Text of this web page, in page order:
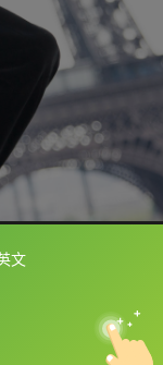
文
典喔！
中
英